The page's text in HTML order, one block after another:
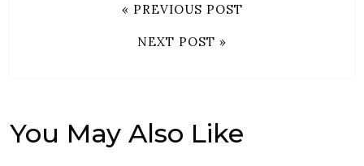
« PREVIOUS POST
NEXT POST »
You May Also Like